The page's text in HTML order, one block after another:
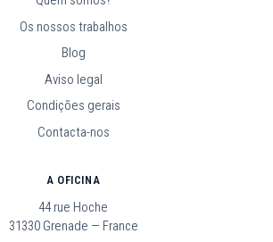
Os nossos trabalhos
Blog
Aviso legal
Condições gerais
Contacta-nos
A OFICINA
44 rue Hoche
31330 Grenade — France